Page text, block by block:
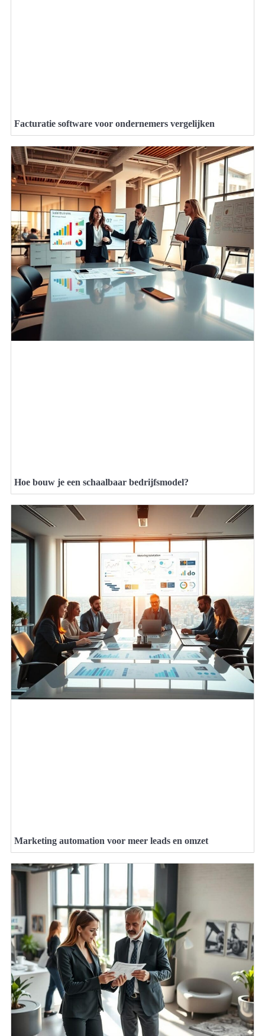
Facturatie software voor ondernemers vergelijken
Hoe bouw je een schaalbaar bedrijfsmodel?
Marketing automation voor meer leads en omzet